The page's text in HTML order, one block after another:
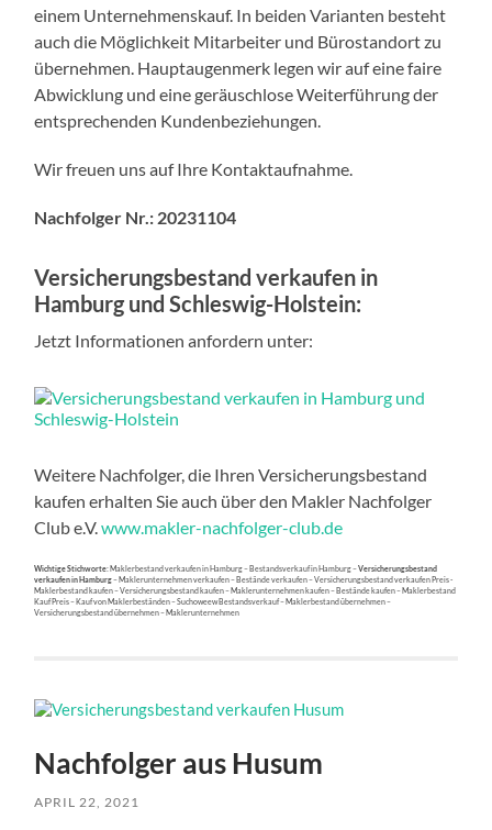
einem Unternehmenskauf. In beiden Varianten besteht
auch die Möglichkeit Mitarbeiter und Bürostandort zu
übernehmen. Hauptaugenmerk legen wir auf eine faire
Abwicklung und eine geräuschlose Weiterführung der
entsprechenden Kundenbeziehungen.
Wir freuen uns auf Ihre Kontaktaufnahme.
Nachfolger Nr.: 20231104
Versicherungsbestand verkaufen in
Hamburg und Schleswig-Holstein:
Jetzt Informationen anfordern unter:
Weitere Nachfolger, die Ihren Versicherungsbestand
kaufen erhalten Sie auch über den Makler Nachfolger
Club e.V.www.makler-nachfolger-club.de
Wichtige Stichworte:Maklerbestand verkaufen in Hamburg – Bestandsverkauf in Hamburg –Versicherungsbestand
verkaufen in Hamburg– Maklerunternehmen verkaufen – Bestände verkaufen – Versicherungsbestand verkaufen Preis -
Maklerbestand kaufen – Versicherungsbestand kaufen – Maklerunternehmen kaufen – Bestände kaufen – Maklerbestand
Kauf Preis – Kauf von Maklerbeständen – Suchoweew Bestandsverkauf – Maklerbestand übernehmen –
Versicherungsbestand übernehmen – Maklerunternehmen
Nachfolger aus Husum
APRIL 22, 2021